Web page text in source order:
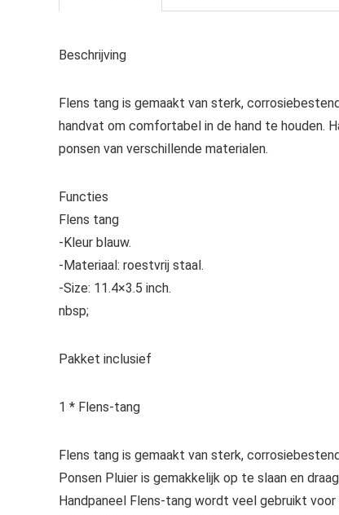
Beschrijving
Flens tang is gemaakt van sterk,
handvat om comfortabel in de hand te houden.
ponsen van verschillende materialen.
Functies
Flens tang
-Kleur blauw.
-Materiaal: roestvrij staal.
-Size: 11.4×3.5 inch.
nbsp;
Pakket inclusief
1 * Flens-tang
Flens tang is gemaakt van sterk,
Ponsen Pluier is gemakkelijk op te slaan en
Handpaneel Flens-tang wordt veel gebruikt